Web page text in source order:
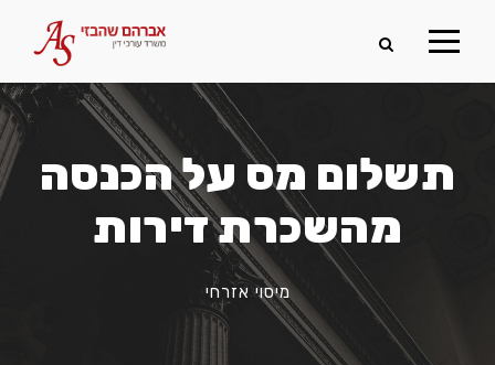
תשלום מס על הכנסה
מהשכרת דירות
מיסוי אזרחי